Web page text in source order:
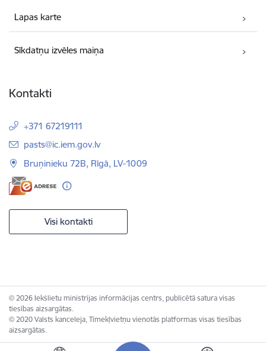
Lapas karte
Sīkdatņu izvēles maiņa
Kontakti
+371 67219111
E-pasts:
pasts@ic.iem.gov.lv
Bruņinieku 72B, Rīgā, LV-1009
Visi kontakti
© 2026 Iekšlietu ministrijas informācijas centrs, publicētā satura visas
tiesības aizsargātas.
© 2020 Valsts kanceleja, Tīmekļvietņu vienotās platformas visas tiesības
aizsargātas.